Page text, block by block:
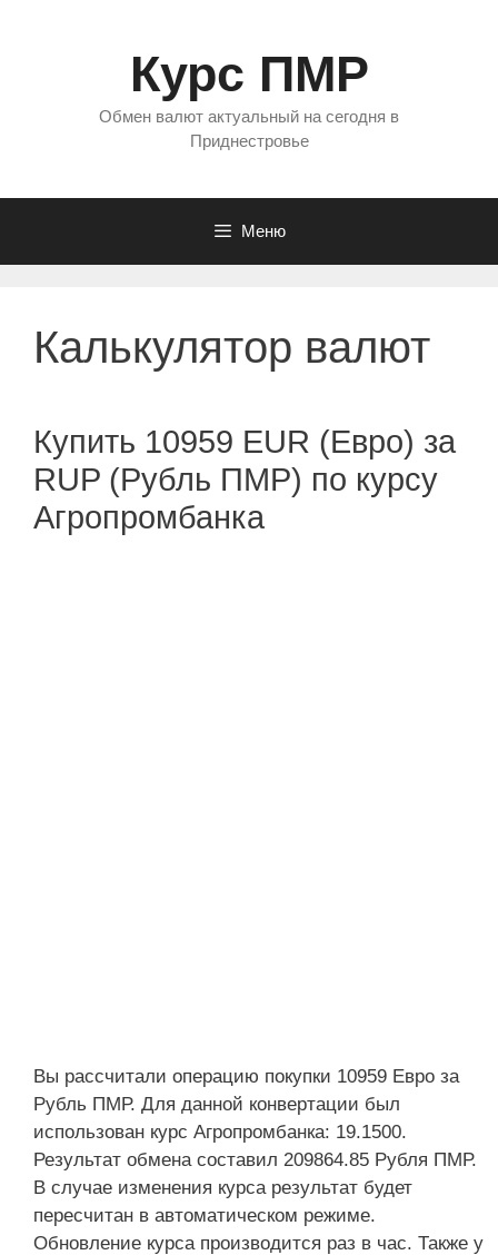
Курс ПМР
Обмен валют актуальный на сегодня в
Приднестровье
Меню
Калькулятор валют
Купить 10959 EUR (Евро) за
RUP (Рубль ПМР) по курсу
Агропромбанка
Вы рассчитали операцию покупки 10959 Евро за
Рубль ПМР. Для данной конвертации был
использован курс Агропромбанка: 19.1500.
Результат обмена составил 209864.85 Рубля ПМР.
В случае изменения курса результат будет
пересчитан в автоматическом режиме.
Обновление курса производится раз в час. Также у